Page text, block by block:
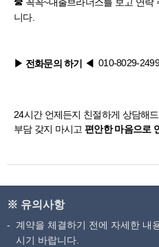
니다.
▶ 전화문의 하기 ◀ 010-8029-2499
24시간 언제든지 친절하게 상담해
부담 갖지 마시고 편안한 마음으로
※ 유의사항
계약을 체결하기 전에 자세한 내
시기 바랍니다.